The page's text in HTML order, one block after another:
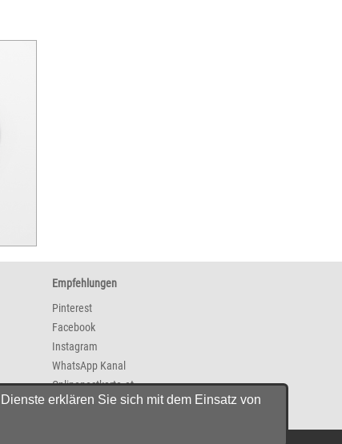
Empfehlungen
Pinterest
Facebook
Instagram
WhatsApp Kanal
Onlinepostkarte.at
Aktionen
erklären Sie sich mit dem Einsatz von